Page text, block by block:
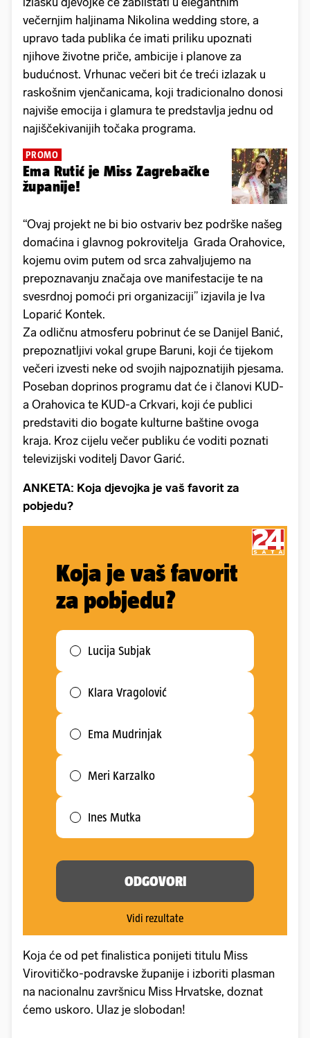
večernjim haljinama Nikolina wedding store, a
upravo tada publika će imati priliku upoznati
njihove životne priče, ambicije i planove za
budućnost. Vrhunac večeri bit će treći izlazak u
raskošnim vjenčanicama, koji tradicionalno donosi
najviše emocija i glamura te predstavlja jednu od
najiščekivanijih točaka programa.
PROMO
Ema Rutić je Miss Zagrebačke
županije!
“Ovaj projekt ne bi bio ostvariv bez podrške našeg
domaćina i glavnog pokrovitelja Grada Orahovice,
kojemu ovim putem od srca zahvaljujemo na
prepoznavanju značaja ove manifestacije te na
svesrdnoj pomoći pri organizaciji” izjavila je Iva
Loparić Kontek.
Za odličnu atmosferu pobrinut će se Danijel Banić,
prepoznatljivi vokal grupe Baruni, koji će tijekom
večeri izvesti neke od svojih najpoznatijih pjesama.
Poseban doprinos programu dat će i članovi KUD-
a Orahovica te KUD-a Crkvari, koji će publici
predstaviti dio bogate kulturne baštine ovoga
kraja. Kroz cijelu večer publiku će voditi poznati
televizijski voditelj Davor Garić.
ANKETA: Koja djevojka je vaš favorit za
pobjedu?
Koja je vaš favorit
za pobjedu?
Lucija Subjak
Klara Vragolović
Ema Mudrinjak
Meri Karzalko
Ines Mutka
ODGOVORI
Vidi rezultate
Koja će od pet finalistica ponijeti titulu Miss
Virovitičko-podravske županije i izboriti plasman
na nacionalnu završnicu Miss Hrvatske, doznat
ćemo uskoro. Ulaz je slobodan!